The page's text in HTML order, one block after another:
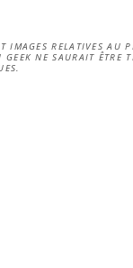
IMAGES RELATIVES AU
NE SAURAIT ÊTRE